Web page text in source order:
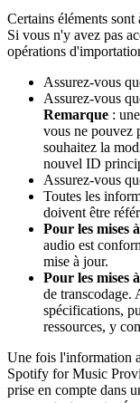
Certains éléments
Si vous n'y avez pas
opérations
Assurez-vous
Assurez-vous
Remarque :
vous ne pouvez
souhaitez la
nouvel ID
Assurez-vous
Toutes les
doivent être
Pour les mises
audio est
mise à jour.
Pour les mises
de transcodage.
spécifications,
ressources, y
Une fois l'information
Spotify for Music
prise en compte dans